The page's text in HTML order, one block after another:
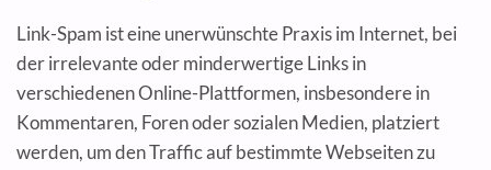
Link-Spam ist eine unerwünschte Praxis im Internet, bei
der irrelevante oder minderwertige Links in
verschiedenen Online-Plattformen, insbesondere in
Kommentaren, Foren oder sozialen Medien, platziert
werden, um den Traffic auf bestimmte Webseiten zu